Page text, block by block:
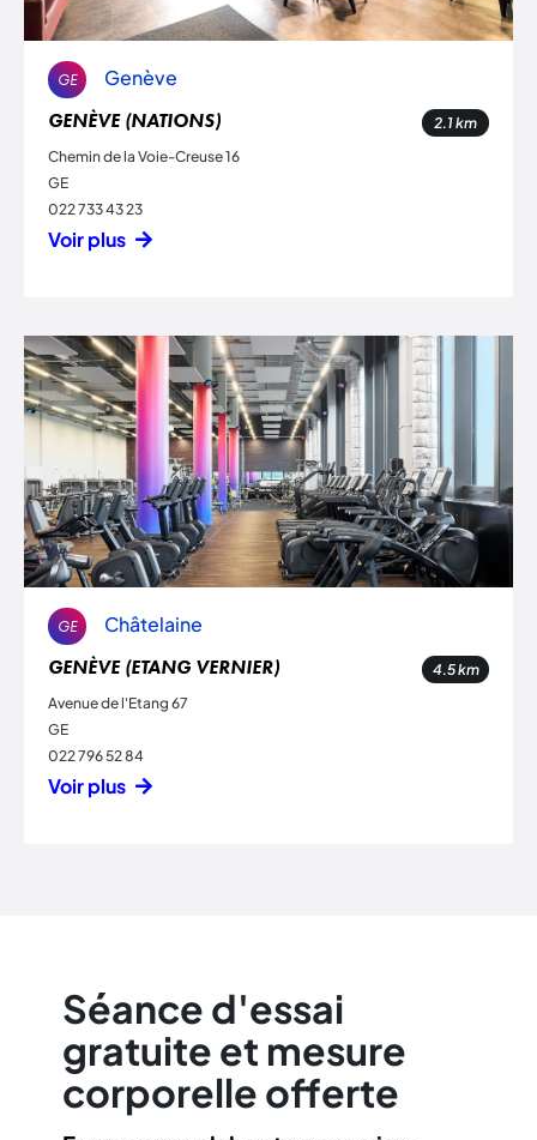
GE Genève
GENÈVE (NATIONS) 2.1km
Chemin de la Voie-Creuse 16
GE
022 733 43 23
Voir plus
GE Châtelaine
GENÈVE (ETANG VERNIER) 4.5km
Avenue de l'Etang 67
GE
022 796 52 84
Voir plus
Séance d'essai
gratuite et mesure
corporelle offerte